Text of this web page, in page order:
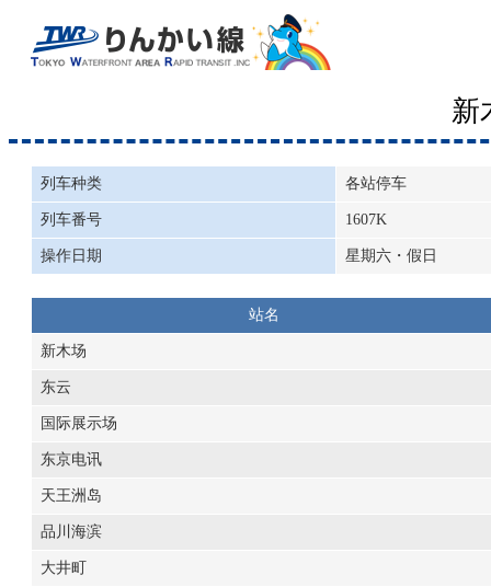
新
列车种类 各站停车
列车番号 1607K
操作日期 星期六・假日
站名
新木场
东云
国际展示场
东京电讯
天王洲岛
品川海滨
大井町